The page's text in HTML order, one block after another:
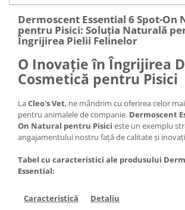
Dermoscent Essential 6 Spot-On
pentru Pisici: Soluția Naturală
Îngrijirea Pielii Felinelor
O Inovație în Îngrijirea
Cosmetică pentru Pisici
LaCleo's Vet, ne mândrim cu oferirea celor
pentru animalele de companie. Dermoscent
On Natural pentru Pisici este un exemplu
angajamentului nostru față de calitate și
Tabel cu caracteristici ale produsului
Essential:
Caracteristică
Detaliu